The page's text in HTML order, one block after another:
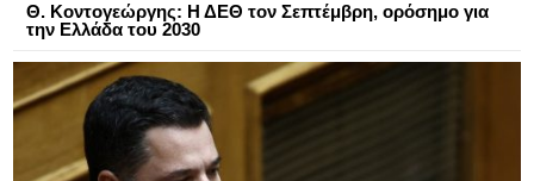
Θ. Κοντογεώργης: Η ΔΕΘ τον Σεπτέμβρη, ορόσημο για
την Ελλάδα του 2030